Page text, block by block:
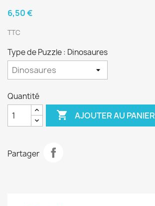
6,50 €
TTC
Type de Puzzle : Dinosaures
Quantité
 AJOUTER AU PANIER
Partager